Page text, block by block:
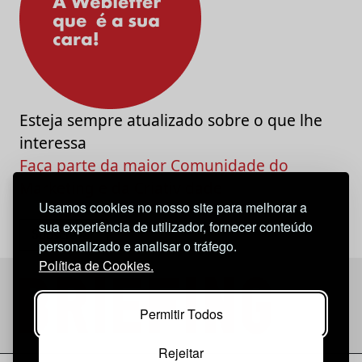
Usamos cookies no nosso site para melhorar a
sua experiência de utilizador, fornecer conteúdo
personalizado e analisar o tráfego.
Política de Cookies.
Permitir Todos
Rejeitar
Esteja sempre atualizado sobre o que lhe
interessa
Faça parte da maior Comunidade do